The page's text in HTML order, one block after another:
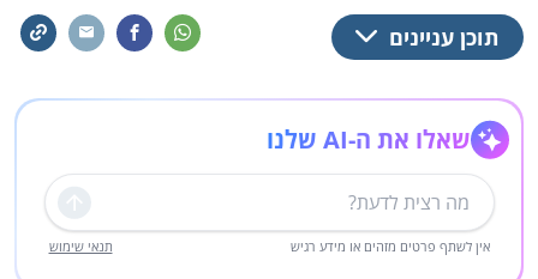
תוכן עניינים
שאלו את ה-AI שלנו
שליחה
אין לשתף פרטים מזהים או מידע רגיש תנאי שימוש